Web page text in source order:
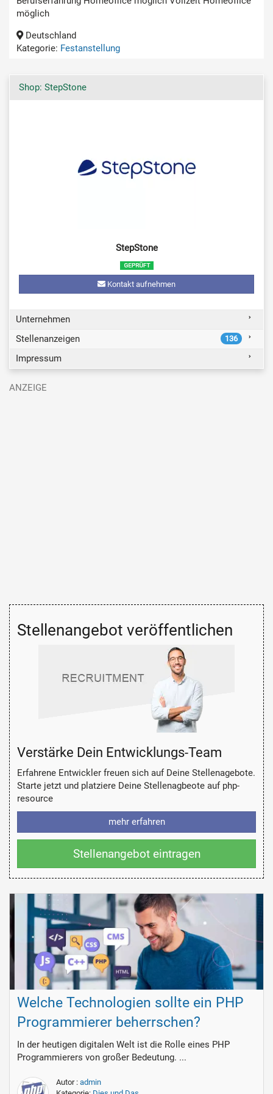
möglich
Deutschland
Kategorie: Festanstellung
Shop: StepStone
StepStone
Kontakt aufnehmen
Unternehmen
Stellenanzeigen
136
Impressum
Stellenangebot veröffentlichen
Verstärke Dein Entwicklungs-Team
Erfahrene Entwickler freuen sich auf Deine Stellenagebote.
Starte jetzt und platziere Deine Stellenagbeote auf php-
resource
mehr erfahren
Stellenangebot eintragen
Welche Technologien sollte ein PHP
Programmierer beherrschen?
In der heutigen digitalen Welt ist die Rolle eines PHP
Programmierers von großer Bedeutung. ...
Autor : admin